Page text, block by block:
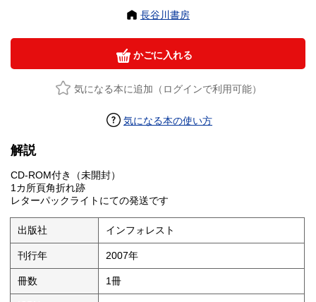
長谷川書房
かごに入れる
気になる本に追加（ログインで利用可能）
気になる本の使い方
解説
CD-ROM付き（未開封）
1カ所頁角折れ跡
レターパックライトにての発送です
出版社 インフォレスト
刊行年 2007年
冊数 1冊